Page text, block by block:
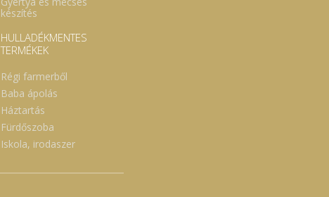
készítés
HULLADÉKMENTES
TERMÉKEK
Régi farmerből
Baba ápolás
Háztartás
Fürdőszoba
Iskola, irodaszer